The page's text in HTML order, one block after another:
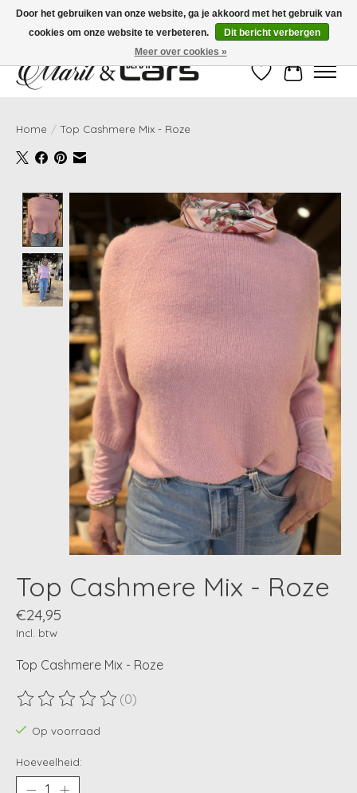
Gratis verzending vanaf €99,- | Voor 16:00 uur besteld, vandaag verzonden!
Verlanglijst
Home / Top Cashmere Mix - Roze
Product image slideshow Items
Top Cashmere Mix - Roze
€24,95
Incl. btw
Top Cashmere Mix - Roze
De beoordeling van dit product is
(0)
Op voorraad
Hoeveelheid:
Door het gebruiken van onze website, ga je akkoord met het gebruik van
cookies om onze website te verbeteren.
Dit bericht verbergen
Meer over cookies »